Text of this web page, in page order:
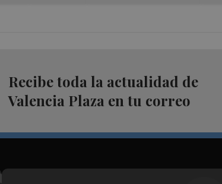
Recibe toda la actualidad de
Valencia Plaza en tu correo